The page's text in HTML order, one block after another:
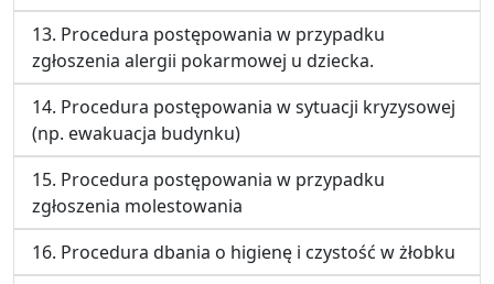
13. Procedura postępowania w przypadku
zgłoszenia alergii pokarmowej u dziecka.
14. Procedura postępowania w sytuacji kryzysowej
(np. ewakuacja budynku)
15. Procedura postępowania w przypadku
zgłoszenia molestowania
16. Procedura dbania o higienę i czystość w żłobku